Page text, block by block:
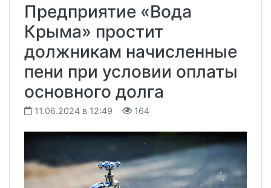
Предприятие «Вода
Крыма» простит
должникам начисленные
пени при условии оплаты
основного долга
11.06.2024 в 12:49 164